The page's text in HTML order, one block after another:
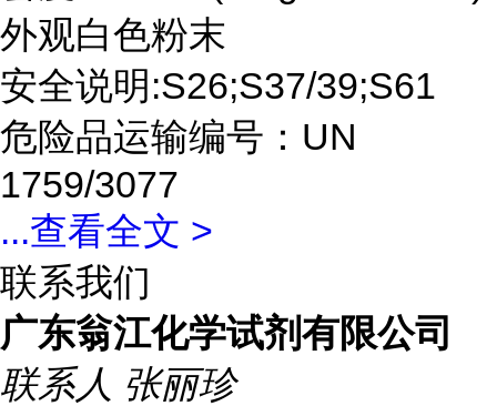
外观白色粉末
安全说明:S26;S37/39;S61
危险品运输编号：UN
1759/3077
...查看全文 >
联系我们
广东翁江化学试剂有限公司
联系人 张丽珍